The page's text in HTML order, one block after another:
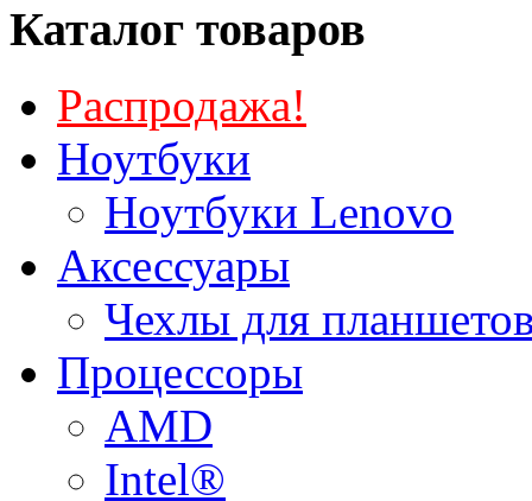
Каталог товаров
Распродажа!
Ноутбуки
Ноутбуки Lenovo
Аксессуары
Чехлы для
Процессоры
AMD
Intel®